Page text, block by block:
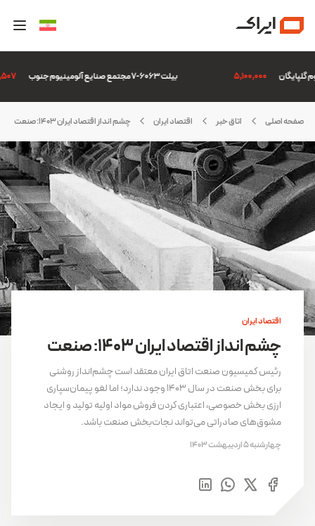
بیلت 6063-7 مجتمع صنایع آلومینیوم جنوب 5,100,000
صفحه اصلی اتاق خبر اقتصاد ایران چشم انداز اقتصاد ایران 1403: صنعت
اقتصاد ایران
چشم انداز اقتصاد ایران 1403: صنعت
رئیس کمیسیون صنعت اتاق ایران معتقد است چشم‌انداز روشنی
برای بخش صنعت در سال 1403 وجود ندارد؛ اما لغو پیمان‌سپاری
ارزی بخش خصوصی، اعتباری کردن فروش مواد اولیه تولید و ایجاد
مشوق‌های صادراتی می‌تواند نجات‌بخش صنعت باشد.
چهارشنبه 5 اردیبهشت 1403